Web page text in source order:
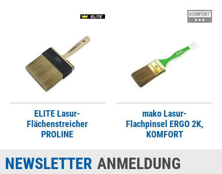
ELITE Lasur-
Flächenstreicher
PROLINE
mako Lasur-
Flachpinsel ERGO 2K,
KOMFORT
NEWSLETTER ANMELDUNG